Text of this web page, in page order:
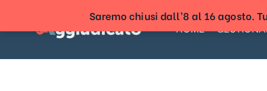
HOME
Saremo chiusi dall’8 al 16 agosto.